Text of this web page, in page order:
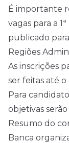
É importante
vagas para a
publicado
Regiões
As inscrições
ser feitas até
Para
objetivas
Resumo do
Banca